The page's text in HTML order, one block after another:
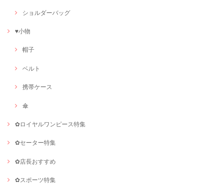
ショルダーバッグ
♥小物
帽子
ベルト
携帯ケース
傘
✿ロイヤルワンピース特集
✿セーター特集
✿店長おすすめ
✿スポーツ特集